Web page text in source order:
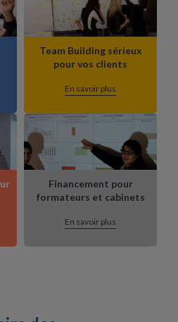
Team Building sérieux
pour vos clients
En savoir plus
Financement pour
formateurs et cabinets
En savoir plus